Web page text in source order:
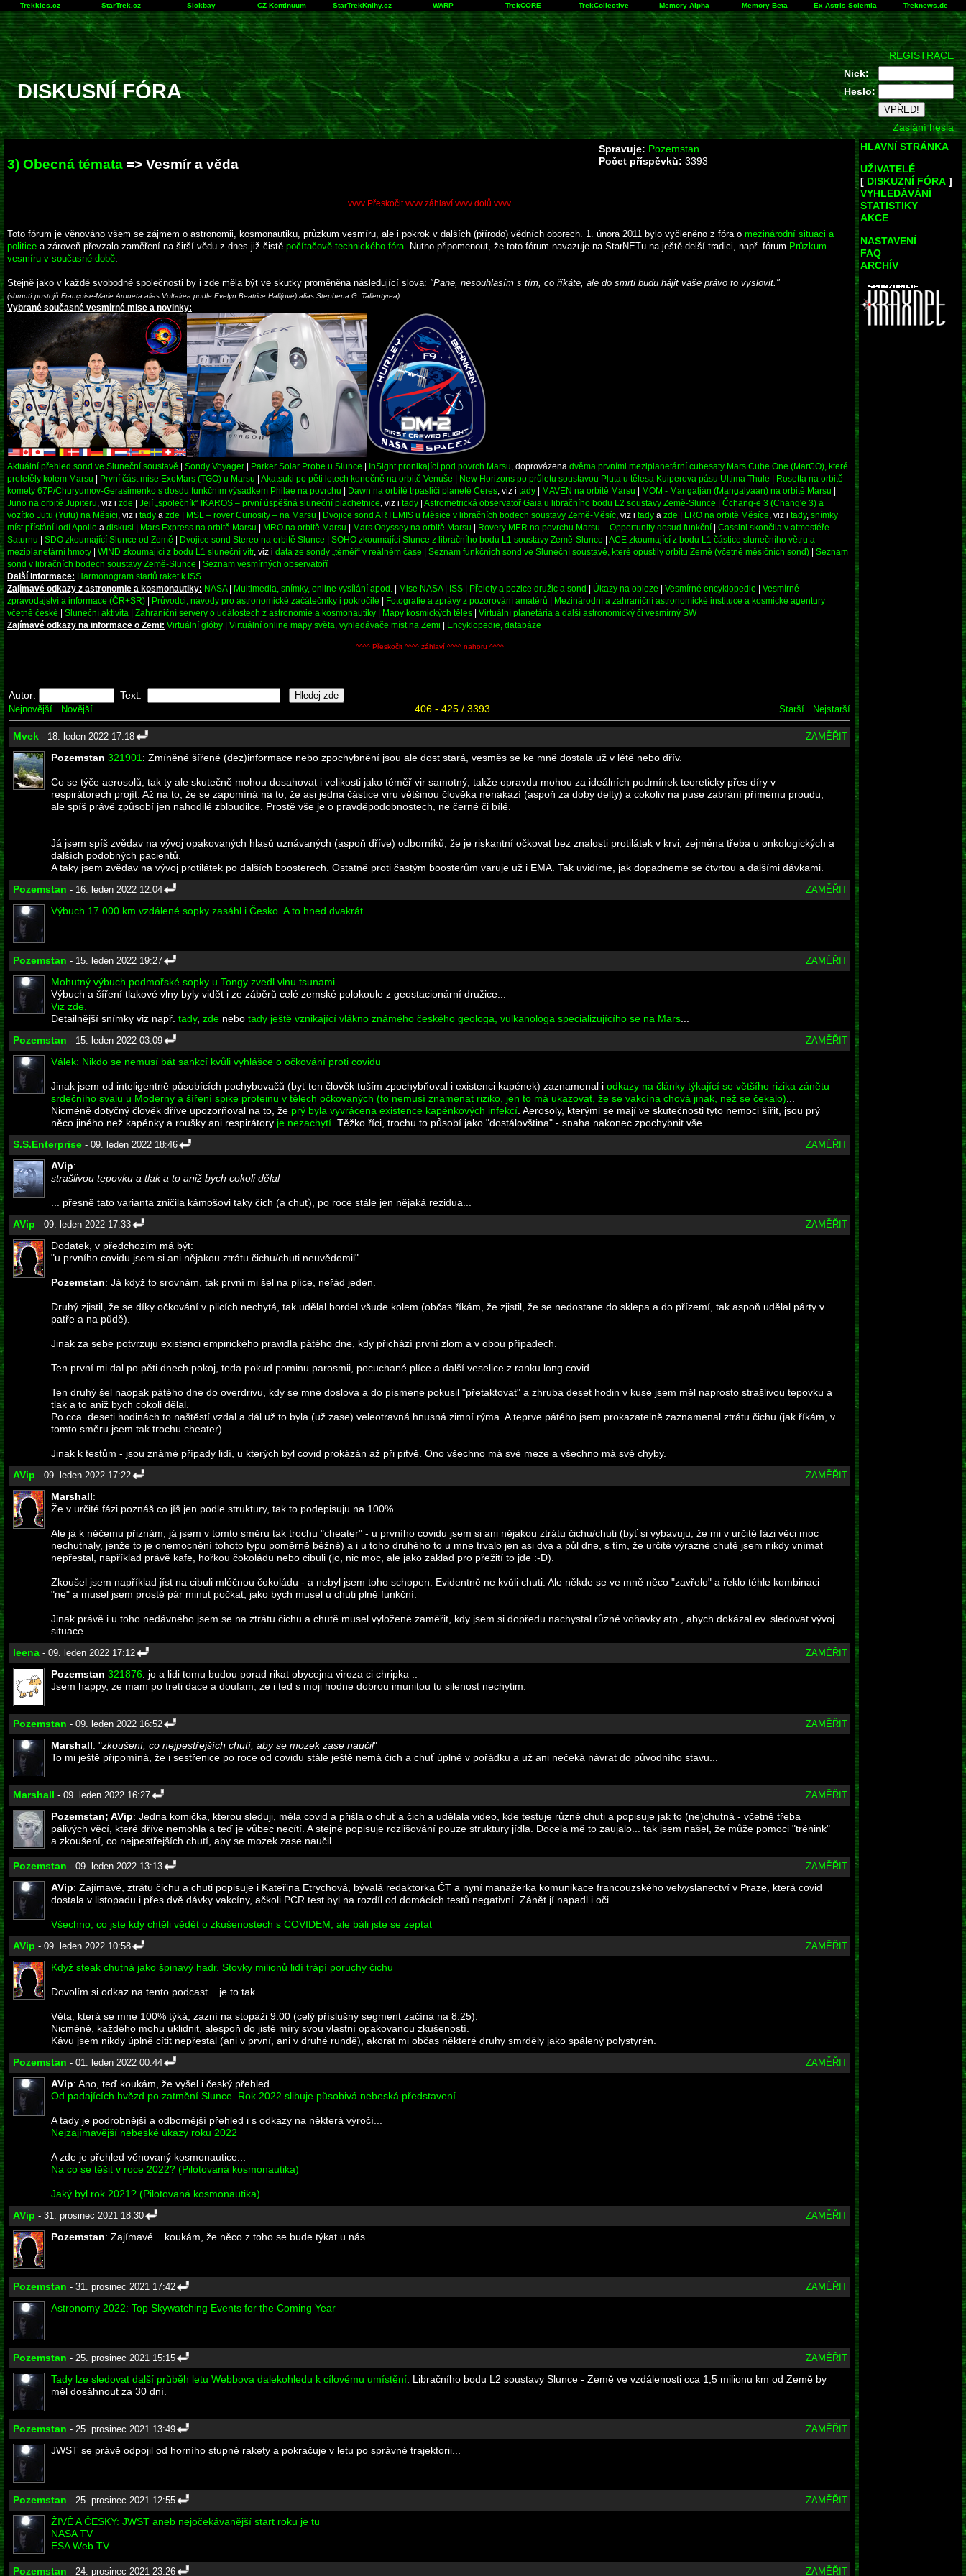
Trekkies.cz StarTrek.cz Sickbay CZ Kontinuum StarTrekKnihy.cz WARP TrekCORE TrekCollective Memory Alpha Memory Beta Ex Astris Scientia Treknews.de
DISKUSNÍ FÓRA
REGISTRACE
Nick:
Heslo:
Zaslání hesla
3) Obecná témata => Vesmír a věda
Spravuje: Pozemstan
Počet příspěvků: 3393
vvvv Přeskočit vvvv záhlaví vvvv dolů vvvv
Toto fórum je věnováno všem se zájmem o astronomii, kosmonautiku, průzkum vesmíru, ale i pokrok v dalších (přírodo) vědních oborech. 1. února 2011 bylo vyčleněno z fóra o mezinárodní situaci a
politice a zároveň převzalo zaměření na širší vědu z dnes již čistě počítačově-technického fóra. Nutno připomenout, že toto fórum navazuje na StarNETu na ještě delší tradici, např. fórum Průzkum
vesmíru v současné době.
Stejně jako v každé svobodné společnosti by i zde měla být ve skutky proměněna následující slova: "Pane, nesouhlasím s tím, co říkáte, ale do smrti budu hájit vaše právo to vyslovit."
(shrnutí postojů Françoise-Marie Aroueta alias Voltairea podle Evelyn Beatrice Hall(ové) alias Stephena G. Tallentyrea)
Vybrané současné vesmírné mise a novinky:
Aktuální přehled sond ve Sluneční soustavě Sondy Voyager Parker Solar Probe u Slunce InSight pronikající pod povrch Marsu , doprovázena dvěma prvními meziplanetární cubesaty Mars Cube One (MarCO), které
proletěly kolem Marsu
První část mise ExoMars (TGO) u Marsu Akatsuki po pěti letech konečně na orbitě Venuše New Horizons po průletu soustavou Pluta u tělesa Kuiperova pásu Ultima Thule
Rosetta na orbitě
komety 67P/Churyumov-Gerasimenko s dosdu funkčním výsadkem Philae na povrchu
Dawn na orbitě trpasličí planetě Ceres , viz i tady MAVEN na orbitě Marsu MOM - Mangalján (Mangalyaan) na orbitě Marsu
Juno na orbitě Jupiteru , viz i zde Její „společník“ IKAROS – první úspěšná sluneční plachetnice , viz i tady Astrometrická observatoř Gaia u libračního bodu L2 soustavy Země-Slunce
Čchang-e 3 (Chang'e 3) a
vozítko Jutu (Yutu) na Měsíci , viz i tady a zde MSL – rover Curiosity – na Marsu Dvojice sond ARTEMIS u Měsíce v libračních bodech soustavy Země-Měsíc , viz i tady a zde LRO na orbitě Měsíce , viz i tady, snímky
míst přístání lodí Apollo a diskusi Mars Express na orbitě Marsu MRO na orbitě Marsu Mars Odyssey na orbitě Marsu Rovery MER na povrchu Marsu – Opportunity dosud funkční
Cassini skončila v atmosféře
Saturnu
SDO zkoumající Slunce od Země Dvojice sond Stereo na orbitě Slunce SOHO zkoumající Slunce z libračního bodu L1 soustavy Země-Slunce
ACE zkoumající z bodu L1 částice slunečního větru a
meziplanetární hmoty
WIND zkoumající z bodu L1 sluneční vítr, viz i data ze sondy „téměř“ v reálném čase Seznam funkčních sond ve Sluneční soustavě, které opustily orbitu Země (včetně měsíčních sond)
Seznam
sond v libračních bodech soustavy Země-Slunce
Seznam vesmírných observatoří
Další informace: Harmonogram startů raket k ISS
Zajímavé odkazy z astronomie a kosmonautiky: NASA| Multimedia, snímky, online vysílání apod. Mise NASA| ISS Přelety a pozice družic a sond Úkazy na obloze Vesmírné encyklopedie
Vesmírné
zpravodajství a informace (ČR+SR)
Průvodci, návody pro astronomické začátečníky i pokročilé Fotografie a zprávy z pozorování amatérů
Mezinárodní a zahraniční astronomické instituce a kosmické agentury
včetně české
Sluneční aktivita Zahraniční servery o událostech z astronomie a kosmonautiky Mapy kosmických těles
Virtuální planetária a další astronomický či vesmírný SW
Zajímavé odkazy na informace o Zemi: Virtuální glóby Virtuální online mapy světa, vyhledávače míst na Zemi Encyklopedie, databáze
^^^^ Přeskočit ^^^^ záhlaví ^^^^ nahoru ^^^^
Autor: Text:
Nejnovější Novější 406 - 425 / 3393 Starší Nejstarší
Mvek - 18. leden 2022 17:18 ZAMĚŘIT
Pozemstan 321901: Zmíněné šířené (dez)informace nebo zpochybnění jsou ale dost stará, vesměs se ke mně dostala už v létě nebo dřív.
Co se týče aerosolů, tak ty ale skutečně mohou dosahovat i velikosti jako téměř vir samotný, takže opravdu mohou za ideálních podmínek teoreticky přes díry v
respirátorech projít. Až na to, že se zapomíná na to, že asi jedna částice viru většinou člověka nenakazí (aspoň za doby delty) a cokoliv na puse zabrání přímému proudu,
ale spíš právě způsobí jen nahodilé zbloudilce. Prostě vše je o pravděpodobnostech, ne černé či bílé.
Já jsem spíš zvědav na vývoj opakovaných hlasů uznávaných (aspoň dříve) odborníků, že je riskantní očkovat bez znalosti protilátek v krvi, zejména třeba u onkologických a
dalších podobných pacientů.
A taky jsem zvědav na vývoj protilátek po dalších boosterech. Ostatně proti častým boosterům varuje už i EMA. Tak uvidíme, jak dopadneme se čtvrtou a dalšími dávkami.
Pozemstan - 16. leden 2022 12:04 ZAMĚŘIT
Výbuch 17 000 km vzdálené sopky zasáhl i Česko. A to hned dvakrát
Pozemstan - 15. leden 2022 19:27 ZAMĚŘIT
Mohutný výbuch podmořské sopky u Tongy zvedl vlnu tsunami
Výbuch a šíření tlakové vlny byly vidět i ze záběrů celé zemské polokoule z geostacionární družice...
Viz zde.
Detailnější snímky viz např. tady, zde nebo tady ještě vznikající vlákno známého českého geologa, vulkanologa specializujícího se na Mars...
Pozemstan - 15. leden 2022 03:09 ZAMĚŘIT
Válek: Nikdo se nemusí bát sankcí kvůli vyhlášce o očkování proti covidu
Jinak jsem od inteligentně působících pochybovačů (byť ten člověk tuším zpochybňoval i existenci kapének) zaznamenal i odkazy na články týkající se většího rizika zánětu
srdečního svalu u Moderny a šíření spike proteinu v tělech očkovaných (to nemusí znamenat riziko, jen to má ukazovat, že se vakcína chová jinak, než se čekalo)...
Nicméně dotyčný člověk dříve upozorňoval na to, že prý byla vyvrácena existence kapénkových infekcí. Aerosoly, kterými se mají ve skutečnosti tyto nemoci šířit, jsou prý
něco jiného než kapénky a roušky ani respirátory je nezachytí. Těžko říci, trochu to působí jako "dostálovština" - snaha nakonec zpochybnit vše.
S.S.Enterprise - 09. leden 2022 18:46 ZAMĚŘIT
AVip:
strašlivou tepovku a tlak a to aniž bych cokoli dělal
... přesně tato varianta zničila kámošovi taky čich (a chuť), po roce stále jen nějaká rezidua...
AVip - 09. leden 2022 17:33 ZAMĚŘIT
Dodatek, v předchozím má být:
"u prvního covidu jsem si ani nějakou ztrátu čichu/chuti neuvědomil"
Pozemstan: Já když to srovnám, tak první mi šel na plíce, neřád jeden.
Druhý zjistil, že se díky očkování v plicích nechytá, tak udělal bordel všude kolem (občas říkám, že zjistil, že se nedostane do sklepa a do přízemí, tak aspoň udělal párty v
patře a na půdě).
Jinak za sebe potvrzuju existenci empirického pravidla pátého dne, kdy přichází první zlom a v obou případech.
Ten první mi dal po pěti dnech pokoj, teda pokud pominu parosmii, pocuchané plíce a další veselice z ranku long covid.
Ten druhý šel naopak pátého dne do overdrivu, kdy se mne doslova a do písmene pokusil "přetaktovat" a zhruba deset hodin v kuse jsem měl naprosto strašlivou tepovku a
tlak a to aniž bych cokoli dělal.
Po cca. deseti hodinách to naštěstí vzdal a dál už to byla (už zase) veleotravná hnusná zimní rýma. A teprve pátého jsem prokazatelně zaznamenal ztrátu čichu (jak říkám, v
tomto směru jsem tak trochu cheater).
Jinak k testům - jsou známé případy lidí, u kterých byl covid prokázán až při pitvě. Ono všechno má své meze a všechno má své chyby.
AVip - 09. leden 2022 17:22 ZAMĚŘIT
Marshall:
Že v určité fázi poznáš co jíš jen podle struktury, tak to podepisuju na 100%.
Ale já k něčemu přiznám, já jsem v tomto směru tak trochu "cheater" - u prvního covidu jsem si ani nějakou ztrátu čichu/chuti (byť si vybavuju, že mi v určité fázi věci moc
nechutnaly, jenže to je onemocnění tohoto typu poměrně běžné) a i u toho druhého to u mne trvalo jen asi dva a půl dne, s tím, že určité výrazné chutě jsem nikdy vnímat
nepřestal, například právě kafe, hořkou čokoládu nebo cibuli (jo, nic moc, ale jako základ pro přežití to jde :-D).
Zkoušel jsem například jíst na cibuli mléčnou čokoládu - a nebyl jsem toho schopen. Evidentně ne kvůli chuti. Ale někde se ve mně něco "zavřelo" a řeklo téhle kombinaci
"ne" a musel jsem prostě pár minut počkat, jako bych musel u chuti plně funkční.
Jinak právě i u toho nedávného jsem se na ztrátu čichu a chutě musel vyloženě zaměřit, kdy jsem si dopředu nachystal různé voňavky atp., abych dokázal ev. sledovat vývoj
situace.
leena - 09. leden 2022 17:12 ZAMĚŘIT
Pozemstan 321876: jo a lidi tomu budou porad rikat obycejna viroza ci chripka ..
Jsem happy, ze mam po treti dace a doufam, ze i ted s moji hodne dobrou imunitou tu silenost nechytim.
Pozemstan - 09. leden 2022 16:52 ZAMĚŘIT
Marshall: "zkoušení, co nejpestřejších chutí, aby se mozek zase naučil"
To mi ještě připomíná, že i sestřenice po roce od covidu stále ještě nemá čich a chuť úplně v pořádku a už ani nečeká návrat do původního stavu...
Marshall - 09. leden 2022 16:27 ZAMĚŘIT
Pozemstan; AVip: Jedna komička, kterou sleduji, měla covid a přišla o chuť a čich a udělala video, kde testuje různé chuti a popisuje jak to (ne)chutná - včetně třeba
pálivých věcí, které dříve nemohla a teď je vůbec necítí. A stejně popisuje rozlišování pouze struktury jídla. Docela mě to zaujalo... tak jsem našel, že může pomoci "trénink"
a zkoušení, co nejpestřejších chutí, aby se mozek zase naučil.
Pozemstan - 09. leden 2022 13:13 ZAMĚŘIT
AVip: Zajímavé, ztrátu čichu a chuti popisuje i Kateřina Etrychová, bývalá redaktorka ČT a nyní manažerka komunikace francouzského velvyslanectví v Praze, která covid
dostala v listopadu i přes dvě dávky vakcíny, ačkoli PCR test byl na rozdíl od domácích testů negativní. Zánět jí napadl i oči.
Všechno, co jste kdy chtěli vědět o zkušenostech s COVIDEM, ale báli jste se zeptat
AVip - 09. leden 2022 10:58 ZAMĚŘIT
Když steak chutná jako špinavý hadr. Stovky milionů lidí trápí poruchy čichu
Dovolím si odkaz na tento podcast... je to tak.
Věta, která se mne 100% týká, zazní na stopáži 9:00 (celý příslušný segment začíná na 8:25).
Nicméně, každého mohu uklidnit, alespoň do jisté míry svou vlastní opakovanou zkušeností.
Kávu jsem nikdy úplně cítit nepřestal (ani v první, ani v druhé rundě), akorát mi občas některé druhy smrděly jako spálený polystyrén.
Pozemstan - 01. leden 2022 00:44 ZAMĚŘIT
AVip: Ano, teď koukám, že vyšel i český přehled...
Od padajících hvězd po zatmění Slunce. Rok 2022 slibuje působivá nebeská představení
A tady je podrobnější a odbornější přehled i s odkazy na některá výročí...
Nejzajímavější nebeské úkazy roku 2022
A zde je přehled věnovaný kosmonautice...
Na co se těšit v roce 2022? (Pilotovaná kosmonautika)
Jaký byl rok 2021? (Pilotovaná kosmonautika)
AVip - 31. prosinec 2021 18:30 ZAMĚŘIT
Pozemstan: Zajímavé... koukám, že něco z toho se bude týkat u nás.
Pozemstan - 31. prosinec 2021 17:42 ZAMĚŘIT
Astronomy 2022: Top Skywatching Events for the Coming Year
Pozemstan - 25. prosinec 2021 15:15 ZAMĚŘIT
Tady lze sledovat další průběh letu Webbova dalekohledu k cílovému umístění. Libračního bodu L2 soustavy Slunce - Země ve vzdálenosti cca 1,5 milionu km od Země by
měl dosáhnout za 30 dní.
Pozemstan - 25. prosinec 2021 13:49 ZAMĚŘIT
JWST se právě odpojil od horního stupně rakety a pokračuje v letu po správné trajektorii...
Pozemstan - 25. prosinec 2021 12:55 ZAMĚŘIT
ŽIVĚ A ČESKY: JWST aneb nejočekávanější start roku je tu
NASA TV
ESA Web TV
Pozemstan - 24. prosinec 2021 23:26 ZAMĚŘIT
HLAVNÍ STRÁNKA
UŽIVATELÉ
[ DISKUZNÍ FÓRA ]
VYHLEDÁVÁNÍ
STATISTIKY
AKCE
NASTAVENÍ
FAQ
ARCHÍV